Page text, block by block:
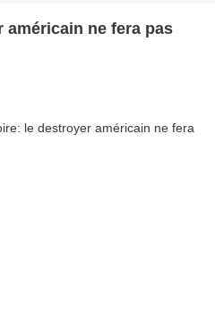
américain ne fera pas